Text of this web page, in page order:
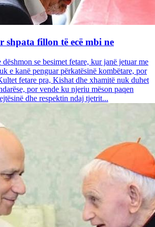
fillon të ecë mbi ne
se besimet fetare, kur janë jetuar me
e kanë penguar përkatësinë kombëtare, por
fetare pra, Kishat dhe xhamitë nuk duhet
por vende ku njeriu mëson paqen
dhe respektin ndaj tjetrit...